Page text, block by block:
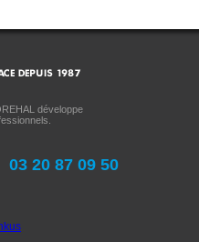
développe
03 20 87 09 50